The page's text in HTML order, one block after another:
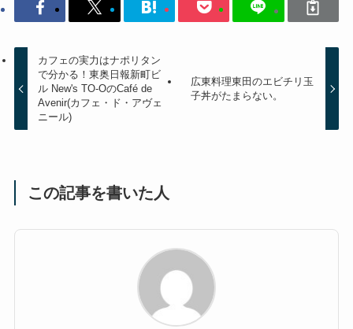
カフェの実力はナポリタン
で分かる！東奥日報新町ビ
ル New's TO-OのCafé de
Avenir(カフェ・ド・アヴェ
ニール)
広東料理東田のエビチリ玉
子丼がたまらない。
この記事を書いた人